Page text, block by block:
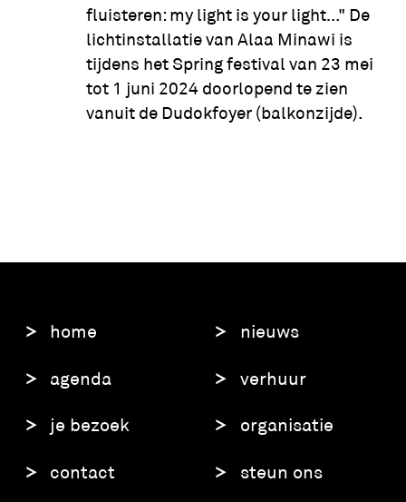
fluisteren: my light is your light…" De
lichtinstallatie van Alaa Minawi is
tijdens het Spring festival van 23 mei
tot 1 juni 2024 doorlopend te zien
vanuit de Dudokfoyer (balkonzijde).
home
agenda
je bezoek
contact
nieuws
verhuur
organisatie
steun ons